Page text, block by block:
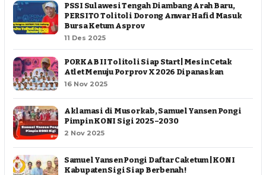
PSSI Sulawesi Tengah Diambang Arah Baru,
PERSITO Tolitoli Dorong Anwar Hafid Masuk
Bursa Ketum Asprov
11 Des 2025
PORKAB II Tolitoli Siap Start | Mesin Cetak
Atlet Menuju Porprov X 2026 Dipanaskan
16 Nov 2025
Aklamasi di Musorkab, Samuel Yansen Pongi
Pimpin KONI Sigi 2025–2030
2 Nov 2025
Samuel Yansen Pongi Daftar Caketum | KONI
Kabupaten Sigi Siap Berbenah !